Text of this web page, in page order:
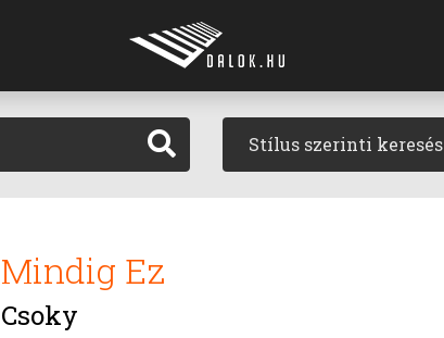
Stílus szerinti keresés
Mindig Ez
Csoky